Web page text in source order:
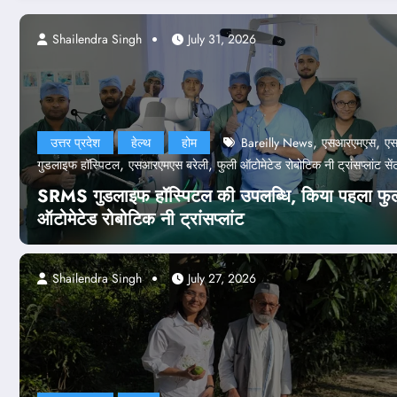
उत्तर प्रदेश हेल्थ होम Bareilly News,एसआरएमएस,
गुडलाइफ हॉस्पिटल,एसआरएमएस बरेली,फुली ऑटोमेटेड रोबोटिक नी ट्रांसप्लांट
SRMS गुडलाइफ हॉस्पिटल की उपलब्धि, किया पहला
ऑटोमेटेड रोबोटिक नी ट्रांसप्लांट
Shailendra Singh July 31, 2026
Shailendra Singh July 27, 2026
एजुकेशन देश-दुनिया होम पेपर लीक केस
पेपर लीक केस: NTA के 47 अफसर
Shailendra Singh July 24, 2026